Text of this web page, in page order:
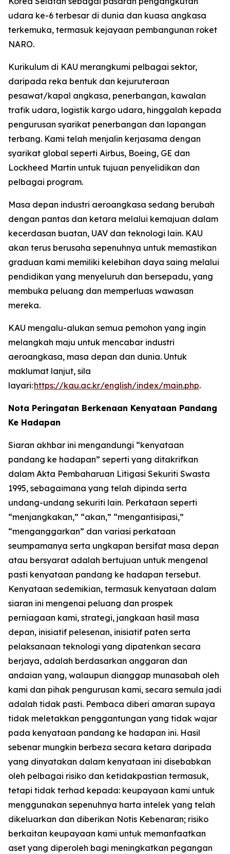
udara ke-6 terbesar di dunia dan kuasa angkasa
terkemuka, termasuk kejayaan pembangunan roket
NARO.
Kurikulum di KAU merangkumi pelbagai sektor,
daripada reka bentuk dan kejuruteraan
pesawat/kapal angkasa, penerbangan, kawalan
trafik udara, logistik kargo udara, hinggalah kepada
pengurusan syarikat penerbangan dan lapangan
terbang. Kami telah menjalin kerjasama dengan
syarikat global seperti Airbus, Boeing, GE dan
Lockheed Martin untuk tujuan penyelidikan dan
pelbagai program.
Masa depan industri aeroangkasa sedang berubah
dengan pantas dan ketara melalui kemajuan dalam
kecerdasan buatan, UAV dan teknologi lain. KAU
akan terus berusaha sepenuhnya untuk memastikan
graduan kami memiliki kelebihan daya saing melalui
pendidikan yang menyeluruh dan bersepadu, yang
membuka peluang dan memperluas wawasan
mereka.
KAU mengalu-alukan semua pemohon yang ingin
melangkah maju untuk mencabar industri
aeroangkasa, masa depan dan dunia. Untuk
maklumat lanjut, sila
layari:https://kau.ac.kr/english/index/main.php.
Nota Peringatan Berkenaan Kenyataan Pandang
Ke Hadapan
Siaran akhbar ini mengandungi “kenyataan
pandang ke hadapan” seperti yang ditakrifkan
dalam Akta Pembaharuan Litigasi Sekuriti Swasta
1995, sebagaimana yang telah dipinda serta
undang-undang sekuriti lain. Perkataan seperti
“menjangkakan,” “akan,” “mengantisipasi,”
“menganggarkan” dan variasi perkataan
seumpamanya serta ungkapan bersifat masa depan
atau bersyarat adalah bertujuan untuk mengenal
pasti kenyataan pandang ke hadapan tersebut.
Kenyataan sedemikian, termasuk kenyataan dalam
siaran ini mengenai peluang dan prospek
perniagaan kami, strategi, jangkaan hasil masa
depan, inisiatif pelesenan, inisiatif paten serta
pelaksanaan teknologi yang dipatenkan secara
berjaya, adalah berdasarkan anggaran dan
andaian yang, walaupun dianggap munasabah oleh
kami dan pihak pengurusan kami, secara semula jadi
adalah tidak pasti. Pembaca diberi amaran supaya
tidak meletakkan penggantungan yang tidak wajar
pada kenyataan pandang ke hadapan ini. Hasil
sebenar mungkin berbeza secara ketara daripada
yang dinyatakan dalam kenyataan ini disebabkan
oleh pelbagai risiko dan ketidakpastian termasuk,
tetapi tidak terhad kepada: keupayaan kami untuk
menggunakan sepenuhnya harta intelek yang telah
dikeluarkan dan diberikan Notis Kebenaran; risiko
berkaitan keupayaan kami untuk memanfaatkan
aset yang diperoleh bagi meningkatkan pegangan